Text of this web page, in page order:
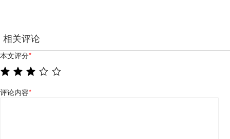
相关评论
本文评分*
评论内容*